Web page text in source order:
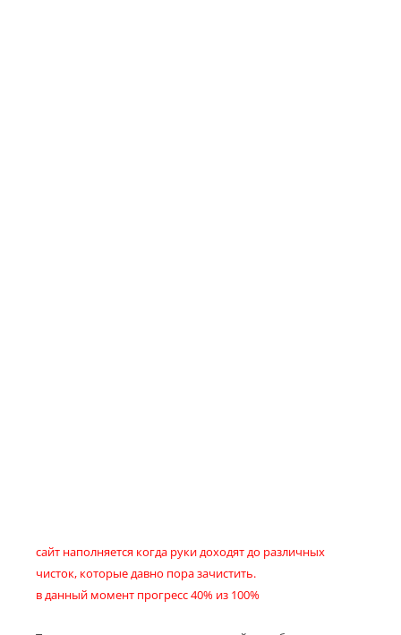
сайт наполняется когда руки доходят до различных
чисток, которые давно пора зачистить.
в данный момент прогресс 40% из 100%